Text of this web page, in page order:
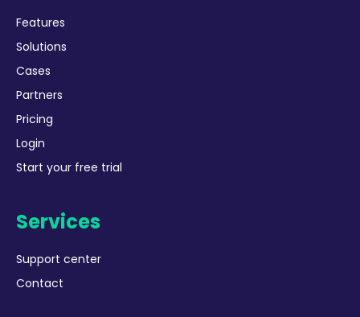
Features
Solutions
Cases
Partners
Pricing
Login
Start your free trial
Services
Support center
Contact